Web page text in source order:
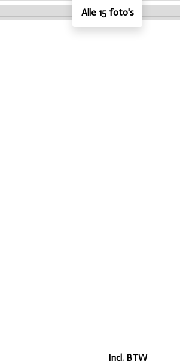
Alle 15 foto's
Incl. BTW